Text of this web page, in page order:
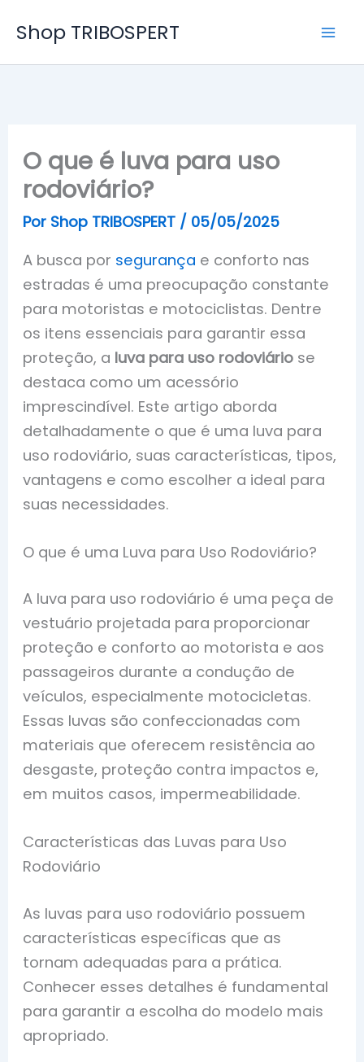
para
o
Shop TRIBOSPERT
O que é luva para uso
rodoviário?
Por Shop TRIBOSPERT / 05/05/2025
A busca por segurança e conforto nas
estradas é uma preocupação constante
para motoristas e motociclistas. Dentre
os itens essenciais para garantir essa
proteção, a luva para uso rodoviário se
destaca como um acessório
imprescindível. Este artigo aborda
detalhadamente o que é uma luva para
uso rodoviário, suas características, tipos,
vantagens e como escolher a ideal para
suas necessidades.
O que é uma Luva para Uso Rodoviário?
A luva para uso rodoviário é uma peça de
vestuário projetada para proporcionar
proteção e conforto ao motorista e aos
passageiros durante a condução de
veículos, especialmente motocicletas.
Essas luvas são confeccionadas com
materiais que oferecem resistência ao
desgaste, proteção contra impactos e,
em muitos casos, impermeabilidade.
Características das Luvas para Uso
Rodoviário
As luvas para uso rodoviário possuem
características específicas que as
tornam adequadas para a prática.
Conhecer esses detalhes é fundamental
para garantir a escolha do modelo mais
apropriado.